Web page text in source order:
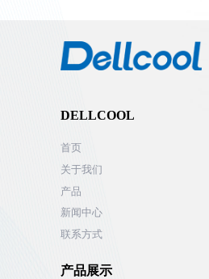
DELLCOOL
首页
关于我们
产品
新闻中心
联系方式
产品展示